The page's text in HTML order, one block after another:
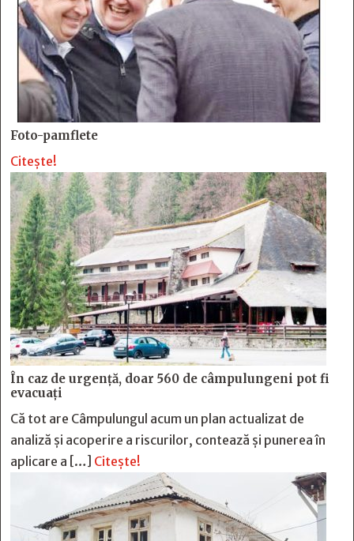
Foto-pamflete
Citește!
În caz de urgență, doar 560 de câmpulungeni pot fi
evacuați
Că tot are Câmpulungul acum un plan actualizat de
analiză și acoperire a riscurilor, contează și punerea în
aplicare a […] Citește!